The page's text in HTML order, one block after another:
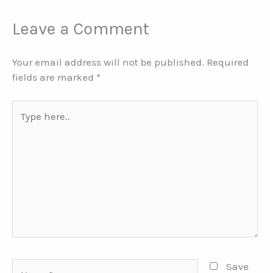
Leave a Comment
Your email address will not be published. Required
fields are marked *
here..
Save